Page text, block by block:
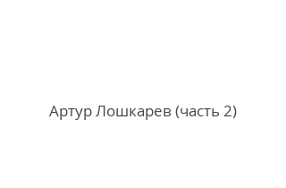
Артур Лошкарев (часть 2)